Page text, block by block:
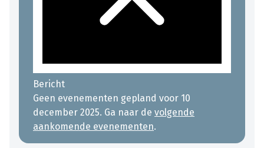
Bericht
Geen evenementen gepland voor 10
december 2025. Ga naar de volgende
aankomende evenementen.